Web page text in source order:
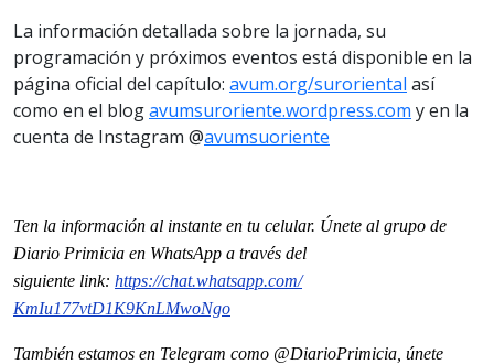
La información detallada sobre la jornada, su
programación y próximos eventos está disponible en la
página oficial del capítulo: avum.org/suroriental así
como en el blogavumsuroriente.wordpress.com y en la
cuenta de Instagram @avumsuoriente
Ten la información al instante en tu celular. Únete al grupo de
Diario Primicia en WhatsApp a través del
siguiente link: https://chat.whatsapp.com/
KmIu177vtD1K9KnLMwoNgo
También estamos en Telegram como @DiarioPrimicia, únete